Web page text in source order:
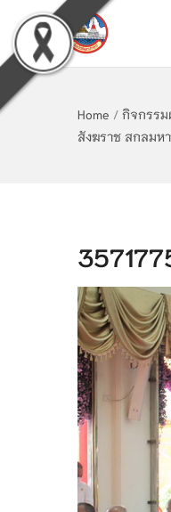
Home / กิจกรรม
สังฆราช สกลมห